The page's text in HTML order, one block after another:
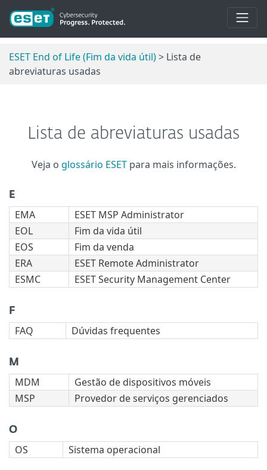
ESET End of Life (Fim da vida útil)> Lista de
abreviaturas usadas
Lista de abreviaturas usadas
Veja o glossário ESETpara mais informações.
E
EMA
ESET MSP Administrator
EOL
Fim da vida útil
EOS
Fim da venda
ERA
ESET Remote Administrator
ESMC
ESET Security Management Center
F
FAQ Dúvidas frequentes
M
MDM
Gestão de dispositivos móveis
MSP
Provedor de serviços gerenciados
O
OS Sistema operacional